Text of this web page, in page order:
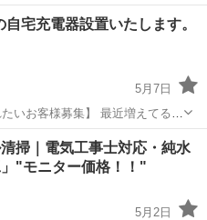
格です
賃貸専用】パナソニックCS-22...
工事 外壁
宅充電器設置いたします。
5月7日
集】 最近増えてるテ
おります！ ・工事込み
事 無料
清掃｜電気工事士対応・純水
"モニター価格！！"
5月2日